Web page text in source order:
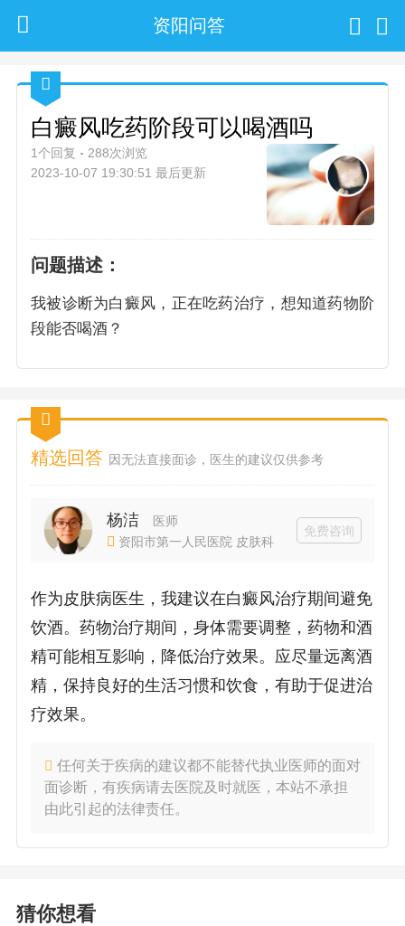
资阳问答
白癜风吃药阶段可以喝酒吗
1个回复
288次浏览
2023-10-07 19:30:51 最后更新
问题描述：
我被诊断为白癜风，正在吃药治疗，想知道药物阶
段能否喝酒？
精选回答 因无法直接面诊，医生的建议仅供参考
杨洁
医师
资阳市第一人民医院 皮肤科
免费咨询
作为皮肤病医生，我建议在白癜风治疗期间避免
饮酒。药物治疗期间，身体需要调整，药物和酒
精可能相互影响，降低治疗效果。应尽量远离酒
精，保持良好的生活习惯和饮食，有助于促进治
疗效果。
任何关于疾病的建议都不能替代执业医师的面对
面诊断，有疾病请去医院及时就医，本站不承担
由此引起的法律责任。
猜你想看